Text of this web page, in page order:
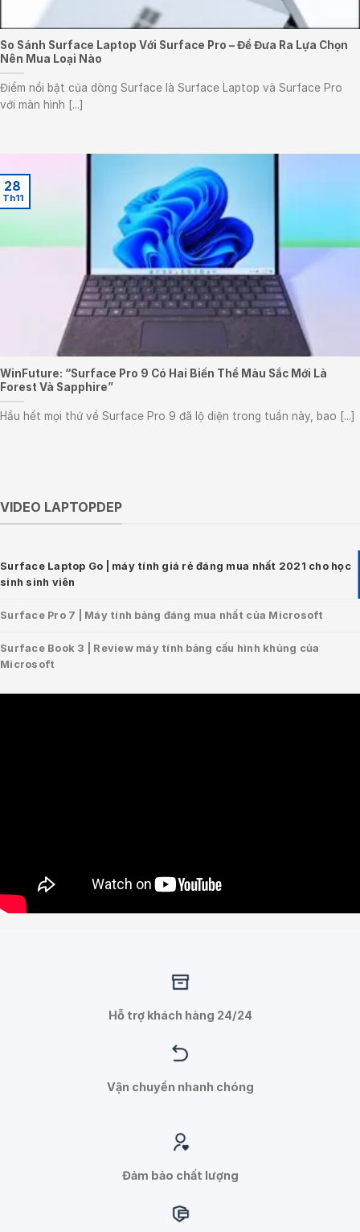
So Sánh Surface Laptop Với Surface Pro – Để Đưa Ra Lựa Chọn
Nên Mua Loại Nào
Điểm nổi bật của dòng Surface là Surface Laptop và Surface Pro
với màn hình [...]
WinFuture: “Surface Pro 9 Có Hai Biến Thể Màu Sắc Mới Là
Forest Và Sapphire”
Hầu hết mọi thứ về Surface Pro 9 đã lộ diện trong tuần này, bao [...]
28
Th11
VIDEO LAPTOPDEP
Surface Laptop Go | máy tính giá rẻ đáng mua nhất 2021 cho học
sinh sinh viên
Surface Pro 7 | Máy tính bảng đáng mua nhất của Microsoft
Surface Book 3 | Review máy tính bảng cấu hình khủng của
Microsoft
Hỗ trợ khách hàng 24/24
Vận chuyển nhanh chóng
Đảm bảo chất lượng